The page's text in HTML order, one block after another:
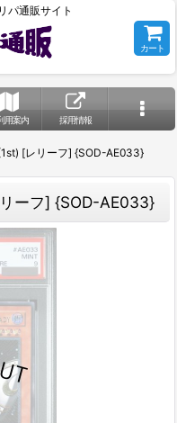
パ通販サイト
カート
用案内 採用情報
[レリーフ] {SOD-AE033}
ーフ] {SOD-AE033}